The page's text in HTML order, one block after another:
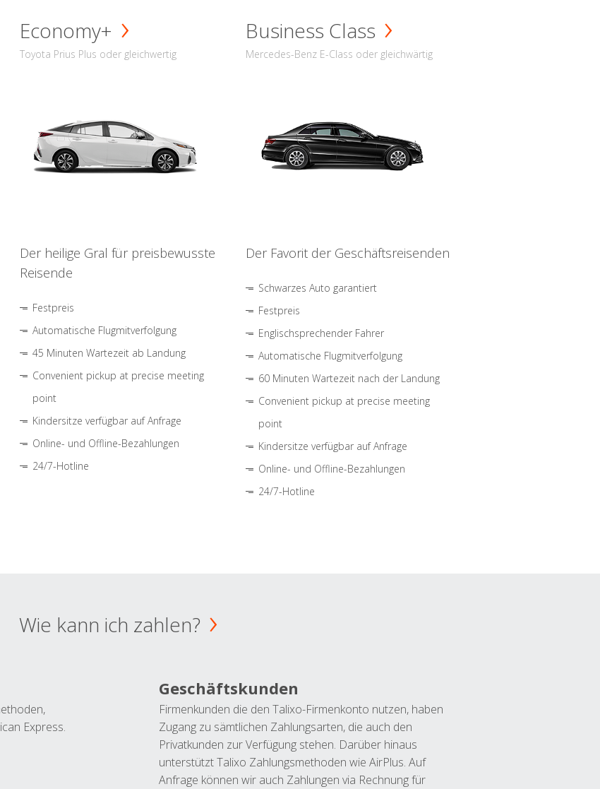
Economy+
Toyota Prius Plus oder gleichwertig
Der heilige Gral für preisbewusste
Reisende
Festpreis
Automatische Flugmitverfolgung
45 Minuten Wartezeit ab Landung
Convenient pickup at precise meeting
point
Kindersitze verfügbar auf Anfrage
Online- und Offline-Bezahlungen
24/7-Hotline
Business Class
Mercedes-Benz E-Class oder gleichwärtig
Der Favorit der Geschäftsreisenden
Schwarzes Auto garantiert
Festpreis
Englischsprechender Fahrer
Automatische Flugmitverfolgung
60 Minuten Wartezeit nach der Landung
Convenient pickup at precise meeting
point
Kindersitze verfügbar auf Anfrage
Online- und Offline-Bezahlungen
24/7-Hotline
Wie kann ich zahlen?
Express.
Geschäftskunden
Firmenkunden die den Talixo-Firmenkonto nutzen, haben
Zugang zu sämtlichen Zahlungsarten, die auch den
Privatkunden zur Verfügung stehen. Darüber hinaus
unterstützt Talixo Zahlungsmethoden wie AirPlus. Auf
Anfrage können wir auch Zahlungen via Rechnung für